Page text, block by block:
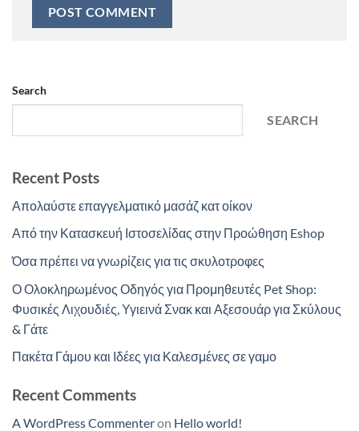
Search
SEARCH
Recent Posts
Απολαύστε επαγγελματικό μασάζ κατ οίκον
Από την Κατασκευή Ιστοσελίδας στην Προώθηση Eshop
Όσα πρέπει να γνωρίζεις για τις σκυλοτροφες
Ο Ολοκληρωμένος Οδηγός για Προμηθευτές Pet Shop:
Φυσικές Λιχουδιές, Υγιεινά Σνακ και Αξεσουάρ για Σκύλους
& Γάτε
Πακέτα Γάμου και Ιδέες για Καλεσμένες σε γαμο
Recent Comments
A WordPress Commenteron Hello world!